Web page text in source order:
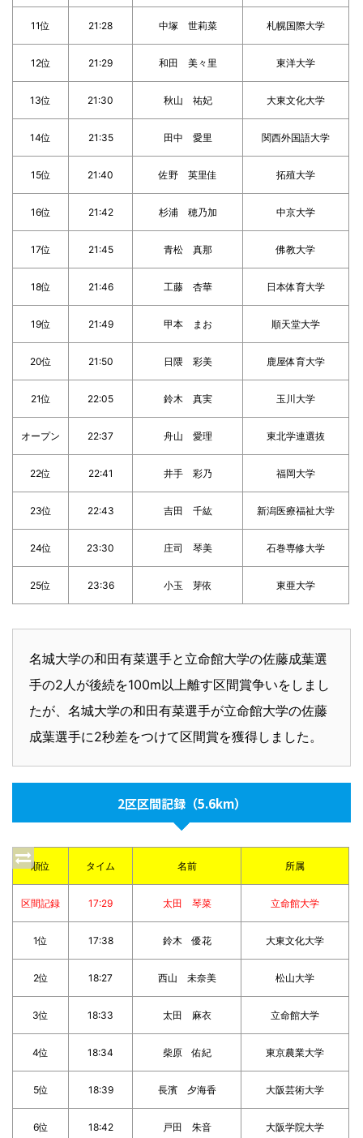
11位 21:28 中塚 世莉菜 札幌国際大学
12位 21:29 和田 美々里 東洋大学
13位 21:30 秋山 祐妃 大東文化大学
14位 21:35 田中 愛里 関西外国語大学
15位 21:40 佐野 英里佳 拓殖大学
16位 21:42 杉浦 穂乃加 中京大学
17位 21:45 青松 真那 佛教大学
18位 21:46 工藤 杏華 日本体育大学
19位 21:49 甲本 まお 順天堂大学
20位 21:50 日隈 彩美 鹿屋体育大学
21位 22:05 鈴木 真実 玉川大学
オープン 22:37 舟山 愛理 東北学連選抜
22位 22:41 井手 彩乃 福岡大学
23位 22:43 吉田 千紘 新潟医療福祉大学
24位 23:30 庄司 琴美 石巻専修大学
25位 23:36 小玉 芽依 東亜大学
名城大学の和田有菜選手と立命館大学の佐藤成葉選
手の2人が後続を100m以上離す区間賞争いをしまし
たが、名城大学の和田有菜選手が立命館大学の佐藤
成葉選手に2秒差をつけて区間賞を獲得しました。
2区区間記録（5.6km）
順位 タイム 名前 所属
区間記録 17:29 太田 琴菜 立命館大学
1位 17:38 鈴木 優花 大東文化大学
2位 18:27 西山 未奈美 松山大学
3位 18:33 太田 麻衣 立命館大学
4位 18:34 柴原 佑紀 東京農業大学
5位 18:39 長濱 夕海香 大阪芸術大学
6位 18:42 戸田 朱音 大阪学院大学